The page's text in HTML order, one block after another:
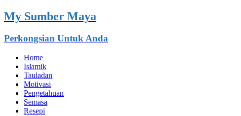
My Sumber Maya
Perkongsian Untuk Anda
Home
Islamik
Tauladan
Motivasi
Pengetahuan
Semasa
Resepi